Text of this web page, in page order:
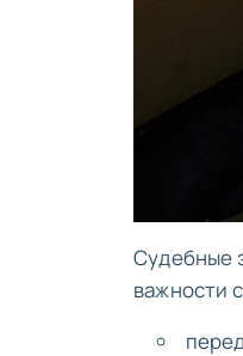
Судебные
важности